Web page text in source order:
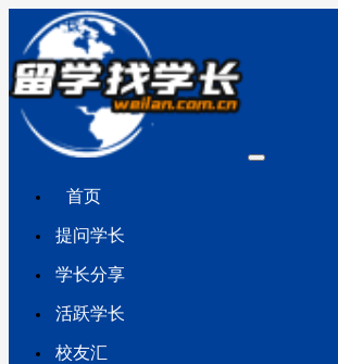
首页
提问学长
学长分享
活跃学长
校友汇